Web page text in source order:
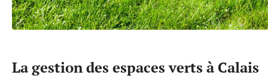
La gestion des espaces verts à Calais